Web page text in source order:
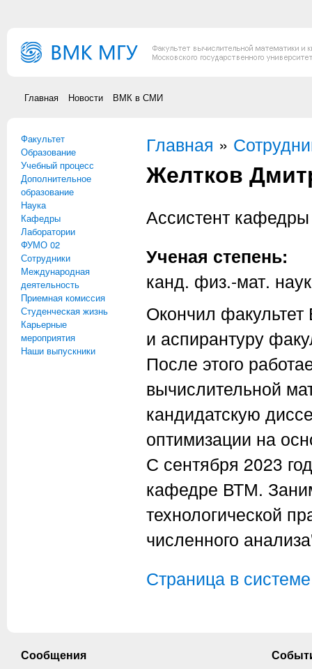
Главная Новости ВМК в СМИ
Факультет
Образование
Учебный процесс
Дополнительное
образование
Наука
Кафедры
Лаборатории
ФУМО 02
Сотрудники
Международная
деятельность
Приемная комиссия
Студенческая жизнь
Карьерные
мероприятия
Наши выпускники
Вы здесь
Главная »
Желтков
Ассистент
Ученая степень:
канд. физ.-мат. наук
Окончил
и аспирантуру
После этого
вычислительной
кандидатскую
оптимизации на
С сентября 2023
кафедре ВТМ.
технологической
численного
Страница в
Сообщения